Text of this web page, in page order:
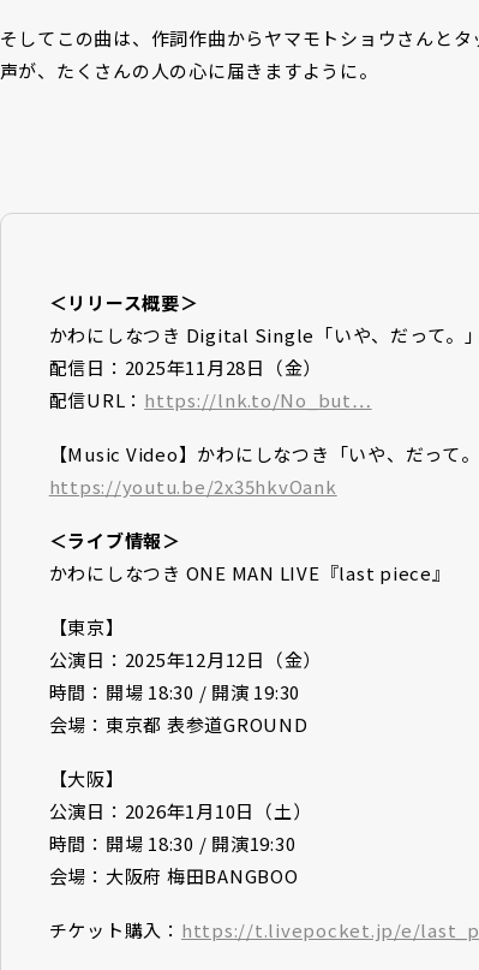
そしてこの曲は、作詞作曲からヤマモトショウさんと
声が、たくさんの人の心に届きますように。
＜リリース概要＞
かわにしなつき Digital Single「いや、だって。」
配信日：2025年11月28日（金）
配信URL： https://lnk.to/No_but…
【Music Video】かわにしなつき「いや、だっ
https://youtu.be/2x35hkvOank
＜ライブ情報＞
かわにしなつき ONE MAN LIVE『last piece』
【東京】
公演日：2025年12月12日（金）
時間：開場 18:30 / 開演 19:30
会場：東京都 表参道GROUND
【大阪】
公演日：2026年1月10日（土）
時間：開場 18:30 / 開演19:30
会場：大阪府 梅田BANGBOO
チケット購入： https://t.livepocket.jp/e/